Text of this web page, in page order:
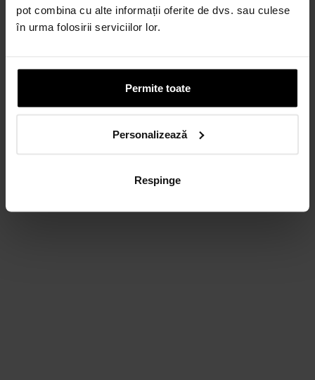
pot combina cu alte informații oferite de dvs. sau culese
în urma folosirii serviciilor lor.
Permite toate
Personalizează
Respinge